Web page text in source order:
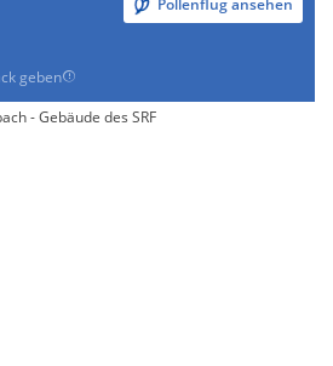
geben
- Gebäude des SRF